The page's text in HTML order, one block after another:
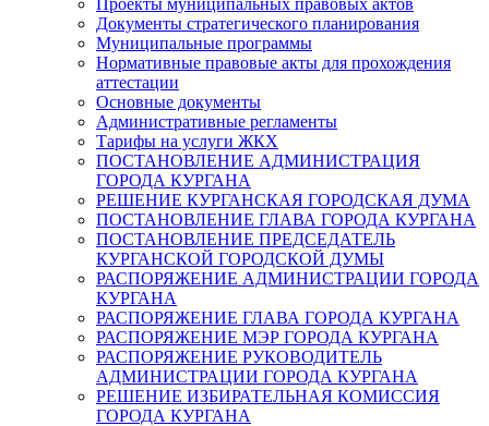
Проекты муниципальных правовых актов
Документы стратегического планирования
Муниципальные программы
Нормативные правовые акты для прохождения
аттестации
Основные документы
Административные регламенты
Тарифы на услуги ЖКХ
ПОСТАНОВЛЕНИЕ АДМИНИСТРАЦИЯ
ГОРОДА КУРГАНА
РЕШЕНИЕ КУРГАНСКАЯ ГОРОДСКАЯ ДУМА
ПОСТАНОВЛЕНИЕ ГЛАВА ГОРОДА КУРГАНА
ПОСТАНОВЛЕНИЕ ПРЕДСЕДАТЕЛЬ
КУРГАНСКОЙ ГОРОДСКОЙ ДУМЫ
РАСПОРЯЖЕНИЕ АДМИНИСТРАЦИИ ГОРОДА
КУРГАНА
РАСПОРЯЖЕНИЕ ГЛАВА ГОРОДА КУРГАНА
РАСПОРЯЖЕНИЕ МЭР ГОРОДА КУРГАНА
РАСПОРЯЖЕНИЕ РУКОВОДИТЕЛЬ
АДМИНИСТРАЦИИ ГОРОДА КУРГАНА
РЕШЕНИЕ ИЗБИРАТЕЛЬНАЯ КОМИССИЯ
ГОРОДА КУРГАНА